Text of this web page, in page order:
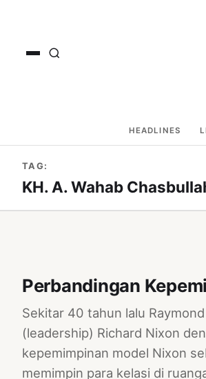
HEADLINES
TAG:
KH. A. Wahab
Perbandingan
Sekitar 40 tahun lalu
(leadership) Richard Nixon
kepemimpinan model Nixon
memimpin para kelasi di